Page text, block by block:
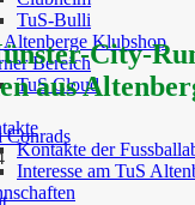
TuS-Bulli
Altenberge Klubshop
Bereich
TuS Cloud
Kontakte der
Interesse am TuS
City-
aus
Conrads